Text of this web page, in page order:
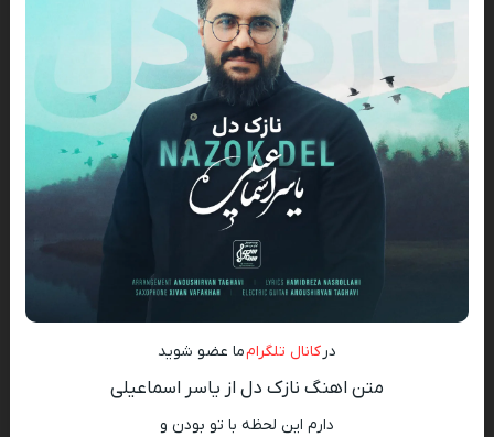
در کانال تلگرامما عضو شوید
متن اهنگ نازک دل از یاسر اسماعیلی
دارم این لحظه با تو بودن و